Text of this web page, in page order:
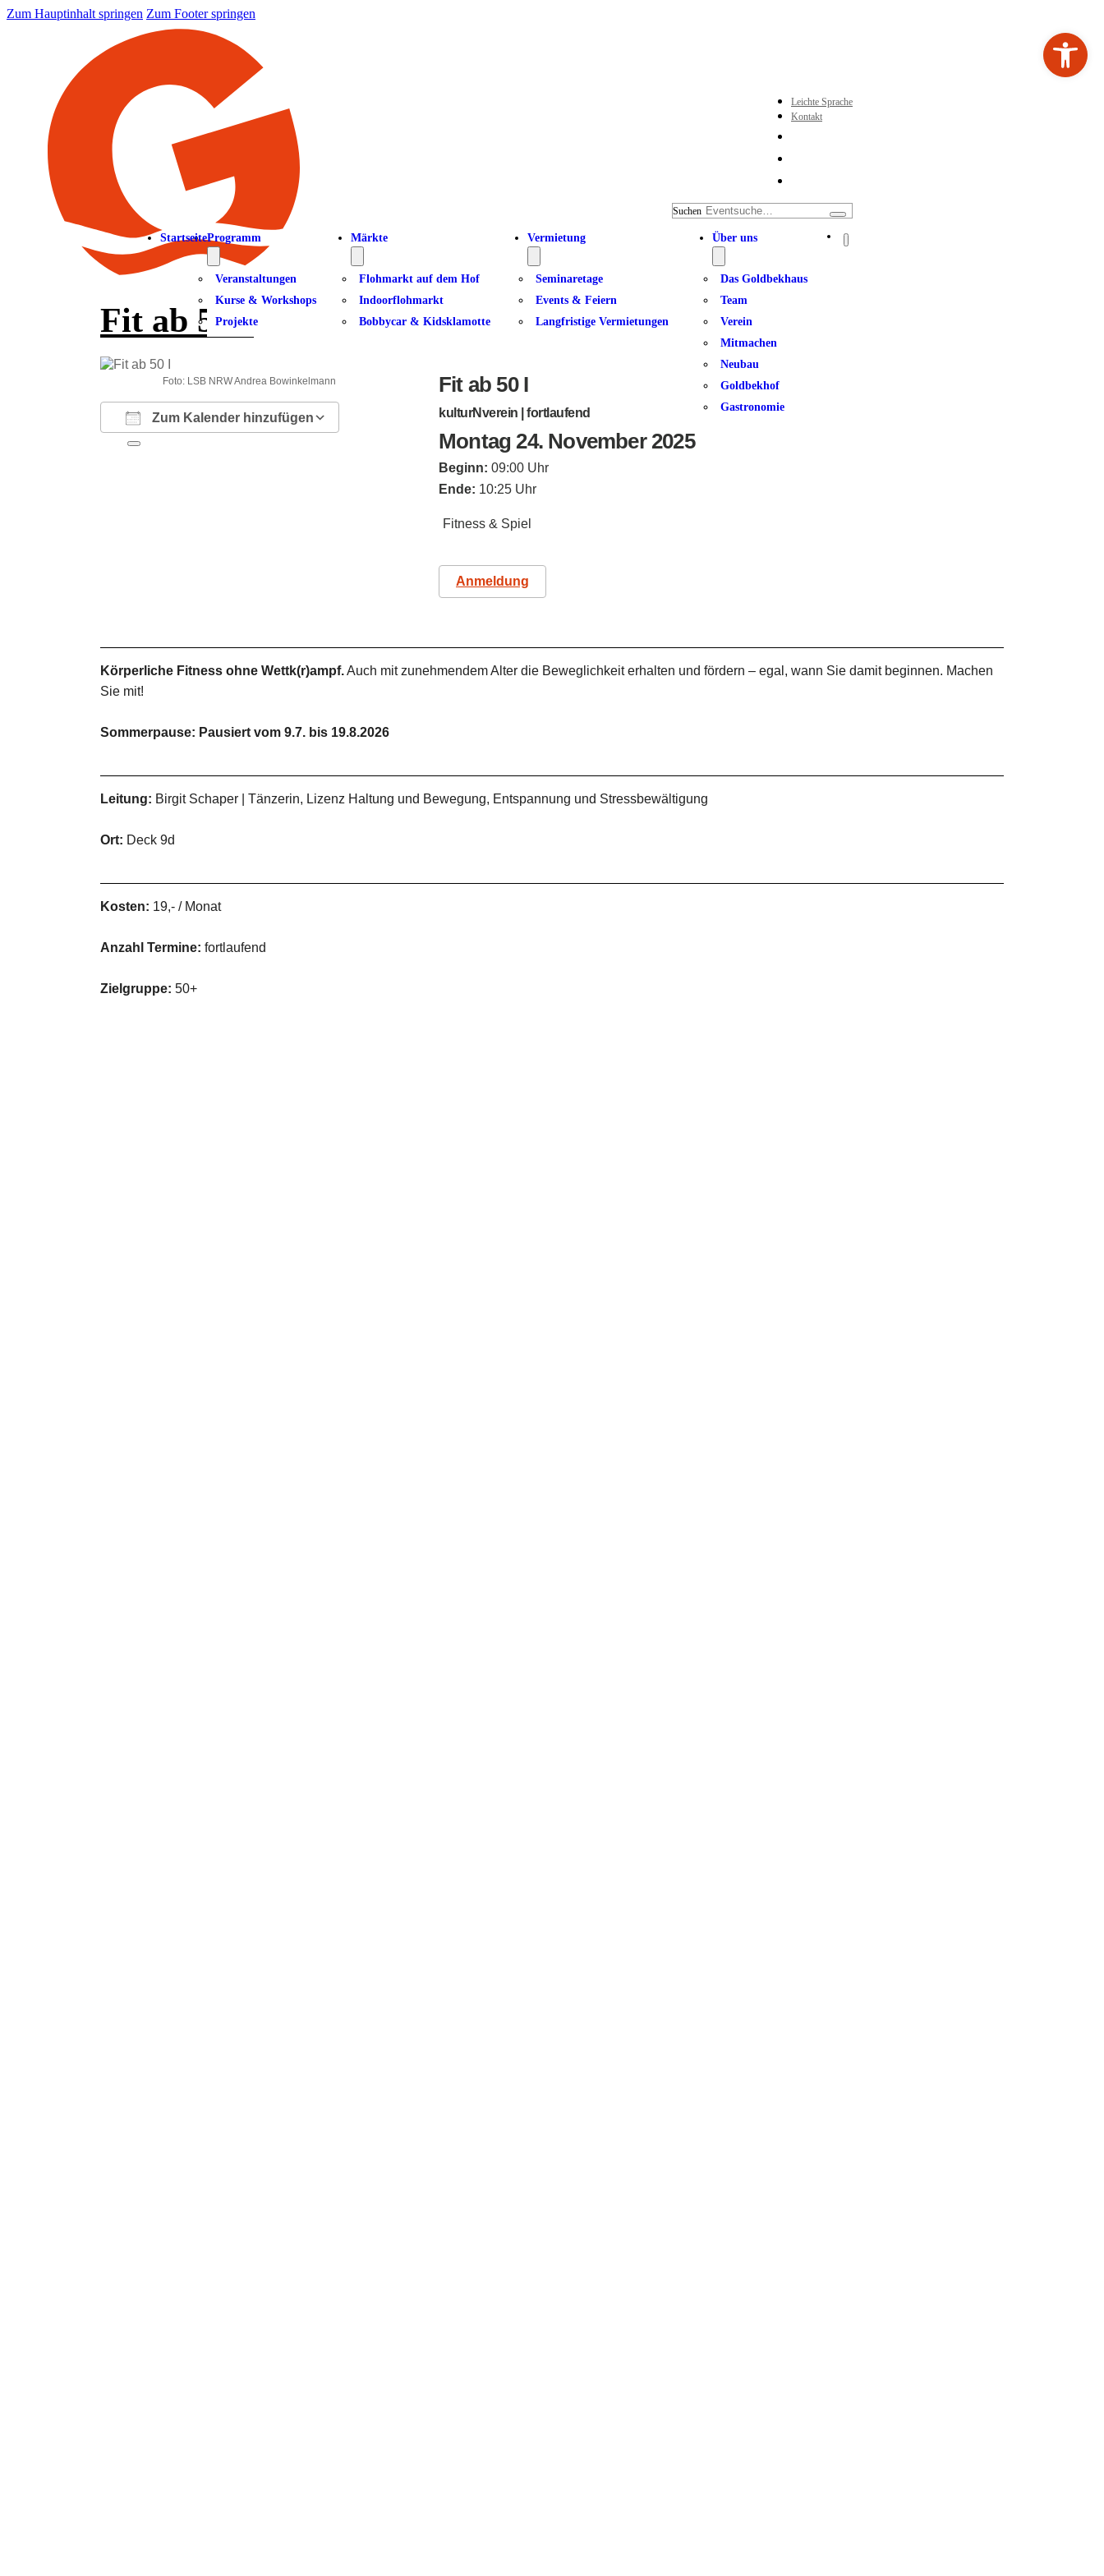
Zum Hauptinhalt springen Zum Footer springen
Leichte Sprache
Kontakt
Suchen
StartseiteProgramm
Veranstaltungen
Kurse & Workshops
Projekte
Märkte
Flohmarkt auf dem Hof
Indoorflohmarkt
Bobbycar & Kidsklamotte
Vermietung
Seminaretage
Events & Feiern
Langfristige Vermietungen
Über uns
Das Goldbekhaus
Team
Verein
Mitmachen
Neubau
Goldbekhof
Gastronomie
Fit ab 50 I
Foto: LSB NRW Andrea Bowinkelmann
Zum Kalender hinzufügen
Fit ab 50 I
kulturNverein | fortlaufend
Montag 24. November 2025
Beginn: 09:00 Uhr
Ende: 10:25 Uhr
Fitness & Spiel
Anmeldung
Körperliche Fitness ohne Wettk(r)ampf.Auch mit zunehmendem Alter die Beweglichkeit erhalten und fördern – egal, wann Sie damit beginnen. Machen
Sie mit!
Sommerpause: Pausiert vom 9.7. bis 19.8.2026
Leitung: Birgit Schaper | Tänzerin, Lizenz Haltung und Bewegung, Entspannung und Stressbewältigung
Ort: Deck 9d
Kosten: 19,- / Monat
Anzahl Termine: fortlaufend
Zielgruppe: 50+